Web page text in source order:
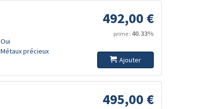
Oui
Métaux précieux
492,00 €
prime : 40.33%
Ajouter
495,00 €